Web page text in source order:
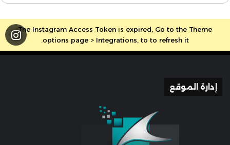
The Instagram Access Token is expired, Go to the Theme
options page > Integrations, to to refresh it.
إدارة الموقع